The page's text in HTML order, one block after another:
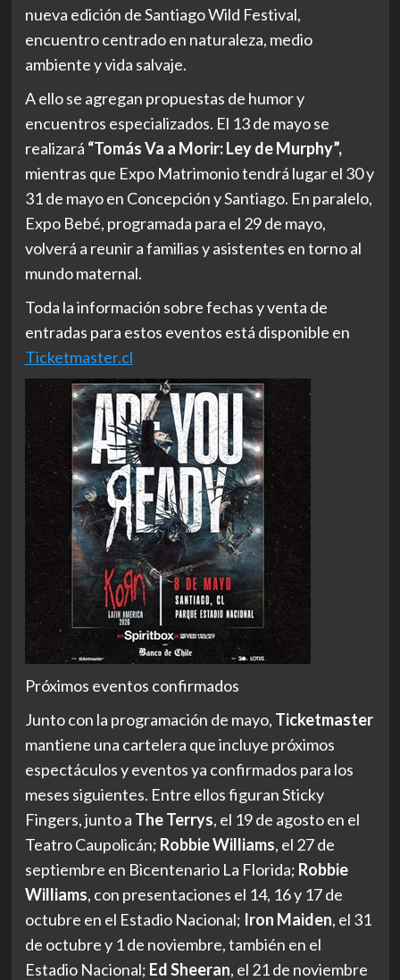
nueva edición de Santiago Wild Festival,
encuentro centrado en naturaleza, medio
ambiente y vida salvaje.
A ello se agregan propuestas de humor y
encuentros especializados. El 13 de mayo se
realizará “Tomás Va a Morir: Ley de Murphy”,
mientras que Expo Matrimonio tendrá lugar el 30 y
31 de mayo en Concepción y Santiago. En paralelo,
Expo Bebé, programada para el 29 de mayo,
volverá a reunir a familias y asistentes en torno al
mundo maternal.
Toda la información sobre fechas y venta de
entradas para estos eventos está disponible en
Ticketmaster.cl
Próximos eventos confirmados
Junto con la programación de mayo, Ticketmaster
mantiene una cartelera que incluye próximos
espectáculos y eventos ya confirmados para los
meses siguientes. Entre ellos figuran Sticky
Fingers, junto a The Terrys, el 19 de agosto en el
Teatro Caupolicán; Robbie Williams, el 27 de
septiembre en Bicentenario La Florida; Robbie
Williams, con presentaciones el 14, 16 y 17 de
octubre en el Estadio Nacional; Iron Maiden, el 31
de octubre y 1 de noviembre, también en el
Estadio Nacional; Ed Sheeran, el 21 de noviembre